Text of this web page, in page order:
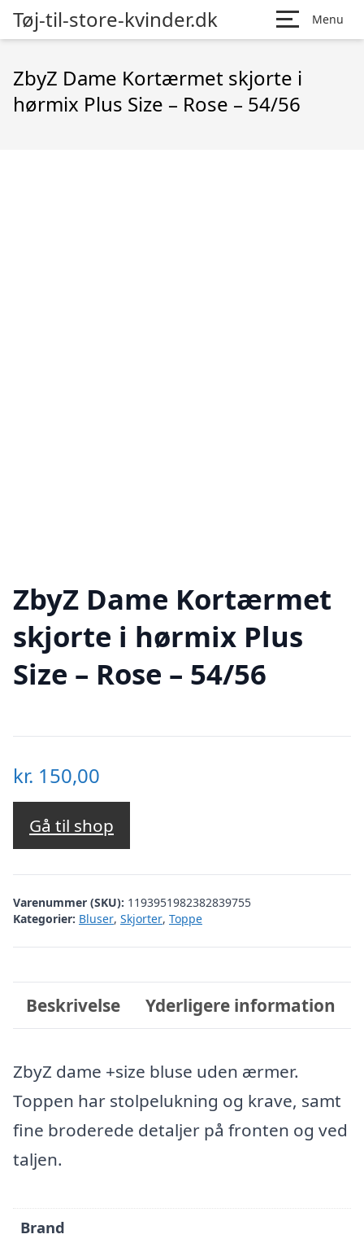
Tøj-til-store-kvinder.dk Menu
ZbyZ Dame Kortærmet skjorte i
hørmix Plus Size – Rose – 54/56
ZbyZ Dame Kortærmet
skjorte i hørmix Plus
Size – Rose – 54/56
kr. 150,00
Gå til shop
Varenummer (SKU): 1193951982382839755
Kategorier: Bluser, Skjorter, Toppe
Beskrivelse Yderligere information
ZbyZ dame +size bluse uden ærmer.
Toppen har stolpelukning og krave, samt
fine broderede detaljer på fronten og ved
taljen.
Brand